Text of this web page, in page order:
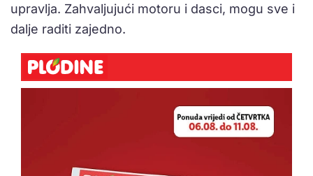
upravlja. Zahvaljujući motoru i dasci, mogu sve i
dalje raditi zajedno.